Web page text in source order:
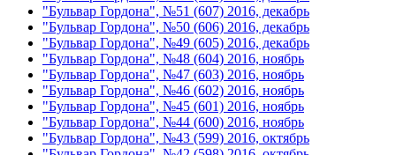
"Бульвар Гордона", №51 (607) 2016, декабрь
"Бульвар Гордона", №50 (606) 2016, декабрь
"Бульвар Гордона", №49 (605) 2016, декабрь
"Бульвар Гордона", №48 (604) 2016, ноябрь
"Бульвар Гордона", №47 (603) 2016, ноябрь
"Бульвар Гордона", №46 (602) 2016, ноябрь
"Бульвар Гордона", №45 (601) 2016, ноябрь
"Бульвар Гордона", №44 (600) 2016, ноябрь
"Бульвар Гордона", №43 (599) 2016, октябрь